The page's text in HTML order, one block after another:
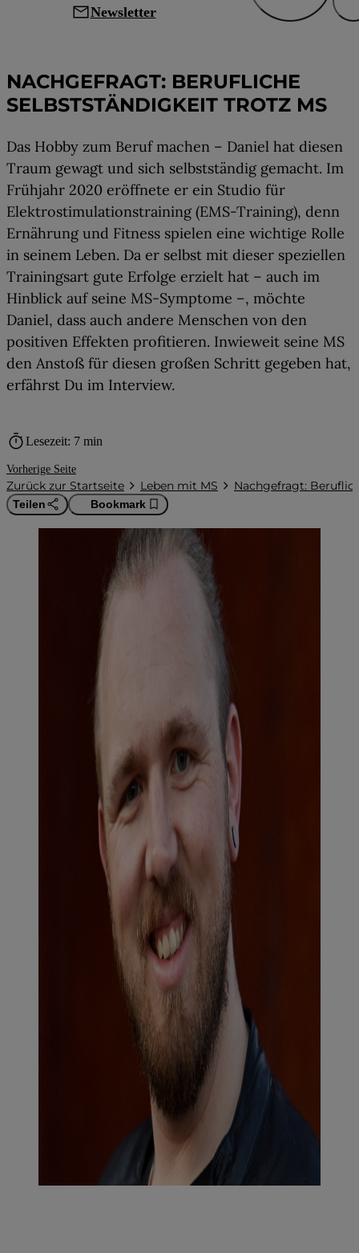
mailNewsletter
NACHGEFRAGT: BERUFLICHE
SELBSTSTÄNDIGKEIT TROTZ MS
Das Hobby zum Beruf machen – Daniel hat diesen
Traum gewagt und sich selbstständig gemacht. Im
Frühjahr 2020 eröffnete er ein Studio für
Elektrostimulationstraining (EMS-Training), denn
Ernährung und Fitness spielen eine wichtige Rolle
in seinem Leben. Da er selbst mit dieser speziellen
Trainingsart gute Erfolge erzielt hat – auch im
Hinblick auf seine MS-Symptome –, möchte
Daniel, dass auch andere Menschen von den
positiven Effekten profitieren. Inwieweit seine MS
den Anstoß für diesen großen Schritt gegeben hat,
erfährst Du im Interview.
timerLesezeit: 7 min
Vorherige Seite
Zurück zur Startseite Leben mit MS Nachgefragt:
Teilen Bookmark